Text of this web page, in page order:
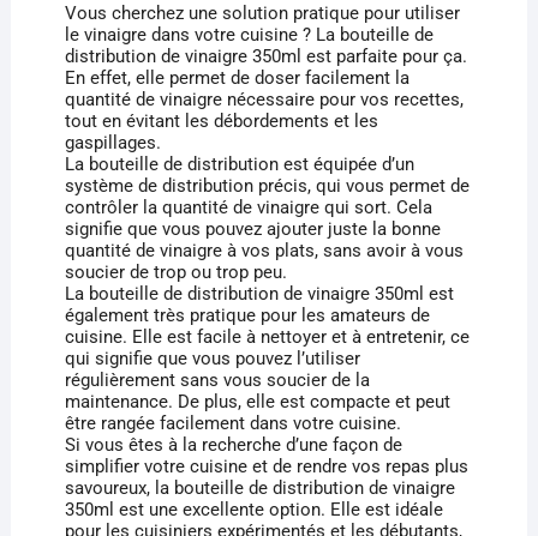
Vous cherchez une solution pratique pour utiliser
le vinaigre dans votre cuisine ? La bouteille de
distribution de vinaigre 350ml est parfaite pour ça.
En effet, elle permet de doser facilement la
quantité de vinaigre nécessaire pour vos recettes,
tout en évitant les débordements et les
gaspillages.
La bouteille de distribution est équipée d’un
système de distribution précis, qui vous permet de
contrôler la quantité de vinaigre qui sort. Cela
signifie que vous pouvez ajouter juste la bonne
quantité de vinaigre à vos plats, sans avoir à vous
soucier de trop ou trop peu.
La bouteille de distribution de vinaigre 350ml est
également très pratique pour les amateurs de
cuisine. Elle est facile à nettoyer et à entretenir, ce
qui signifie que vous pouvez l’utiliser
régulièrement sans vous soucier de la
maintenance. De plus, elle est compacte et peut
être rangée facilement dans votre cuisine.
Si vous êtes à la recherche d’une façon de
simplifier votre cuisine et de rendre vos repas plus
savoureux, la bouteille de distribution de vinaigre
350ml est une excellente option. Elle est idéale
pour les cuisiniers expérimentés et les débutants,